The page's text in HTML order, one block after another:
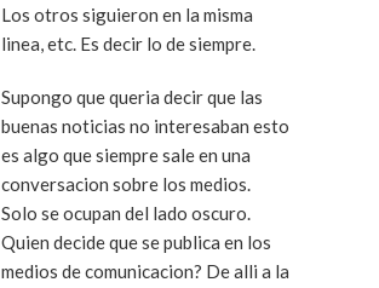
Los otros siguieron en la misma
linea, etc. Es decir lo de siempre.
Supongo que queria decir que las
buenas noticias no interesaban esto
es algo que siempre sale en una
conversacion sobre los medios.
Solo se ocupan del lado oscuro.
Quien decide que se publica en los
medios de comunicacion? De alli a la